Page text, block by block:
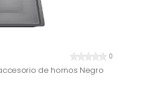
0
de hornos Negro